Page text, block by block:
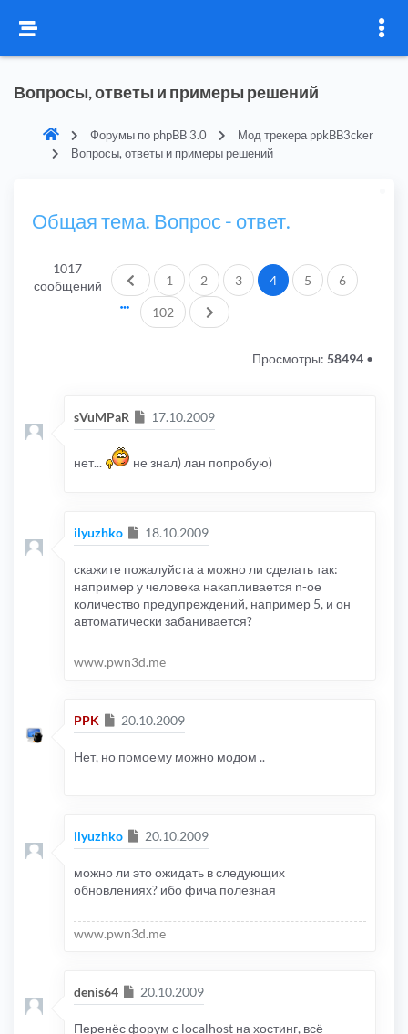
Вопросы, ответы и примеры решений
Форумы по phpBB 3.0
Мод трекера ppkBB3cker
Вопросы, ответы и примеры решений
Общая тема. Вопрос - ответ.
1017
сообщений
Пред.
1 2 3 4 5 6
102 След.
Просмотры: 58494 •
sVuMPaR Сообщение
17.10.2009
нет... не знал) лан попробую)
ilyuzhko Сообщение
18.10.2009
скажите пожалуйста а можно ли сделать так:
например у человека накапливается n-ое
количество предупреждений, например 5, и он
автоматически забанивается?
www.pwn3d.me
PPK Сообщение
20.10.2009
Нет, но помоему можно модом ..
ilyuzhko Сообщение
20.10.2009
можно ли это ожидать в следующих
обновлениях? ибо фича полезная
www.pwn3d.me
denis64 Сообщение
20.10.2009
Перенёс форум с localhost на хостинг, всё